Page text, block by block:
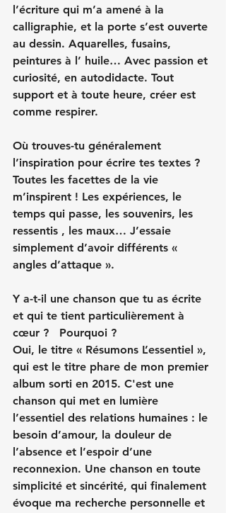
l’écriture qui m’a amené à la
calligraphie, et la porte s’est ouverte
au dessin. Aquarelles, fusains,
peintures à l’ huile… Avec passion et
curiosité, en autodidacte. Tout
support et à toute heure, créer est
comme respirer.
Où trouves-tu généralement
l’inspiration pour écrire tes textes ?
Toutes les facettes de la vie
m’inspirent ! Les expériences, le
temps qui passe, les souvenirs, les
ressentis , les maux… J’essaie
simplement d’avoir différents «
angles d’attaque ».
Y a-t-il une chanson que tu as écrite
et qui te tient particulièrement à
cœur ?   Pourquoi ?
Oui, le titre « Résumons L’essentiel »,
qui est le titre phare de mon premier
album sorti en 2015. C'est une
chanson qui met en lumière
l’essentiel des relations humaines : le
besoin d’amour, la douleur de
l’absence et l’espoir d’une
reconnexion. Une chanson en toute
simplicité et sincérité, qui finalement
évoque ma recherche personnelle et